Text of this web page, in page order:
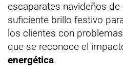
escaparates navideños
suficiente brillo festivo
los clientes con
que se reconoce el
energética.